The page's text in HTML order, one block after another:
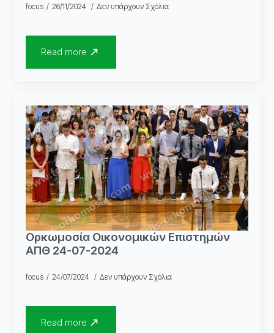
focus 26/11/2024 Δεν υπάρχουν Σχόλια
Read more
Ορκωμοσία Οικονομικών Επιστημών
ΑΠΘ 24-07-2024
focus 24/07/2024 Δεν υπάρχουν Σχόλια
Read more